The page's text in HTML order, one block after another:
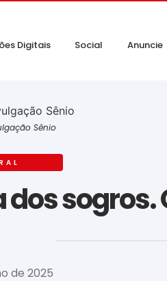
Digitais Social Anuncie
Sênio
sogros.
de 2025